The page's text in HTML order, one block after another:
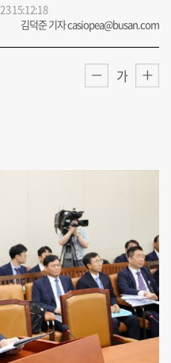
15:12:18
김덕준 기자 casiopea@busan.com
가